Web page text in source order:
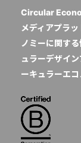
Circular
メディアプラ
ノミーに関す
ュラーデザイ
ーキュラーエコ